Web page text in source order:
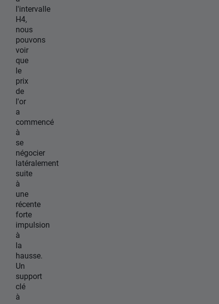
l'intervalle
H4,
nous
pouvons
voir
que
le
prix
de
l'or
a
commencé
à
se
négocier
latéralement
suite
à
une
récente
forte
impulsion
à
la
hausse.
Un
support
clé
à